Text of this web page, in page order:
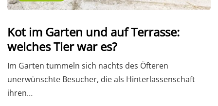
Kot im Garten und auf Terrasse:
welches Tier war es?
Im Garten tummeln sich nachts des Öfteren
unerwünschte Besucher, die als Hinterlassenschaft
ihren…